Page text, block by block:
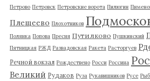
Петрово Петровск Петровские ворота Пилюгин
Плещеево Плохотников
Полянка Попова Пресня Путилково Пушкинский
Пятницкая РЖД Развадовская Ракета Расторгуев
Речной вокзал Рождествено Росси Россина
Великий Рудаков Руза Рукавишников Русе